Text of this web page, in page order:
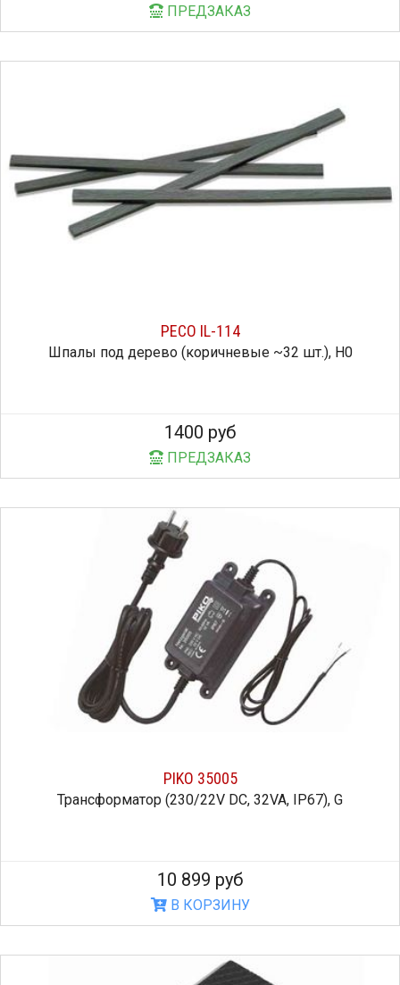
ПРЕДЗАКАЗ
PECO IL-114
Шпалы под дерево (коричневые ~32 шт.), H0
1400 руб
ПРЕДЗАКАЗ
PIKO 35005
Трансформатор (230/22V DC, 32VA, IP67), G
10 899 руб
В КОРЗИНУ